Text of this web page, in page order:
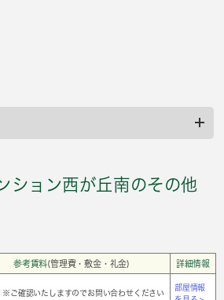
ション西が丘南のその他
参考賃料(管理費・敷金・礼金) 詳細情報
※ご確認いたしますのでお問い合わせください
部屋情報